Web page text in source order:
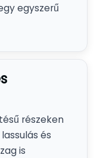
egyszerű
részeken
és
is